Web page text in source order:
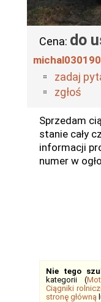
Cena: do
michal030190
zadaj
zgłoś
Sprzedam
stanie cały
informacji
numer w
Nie tego
kategorii (
Ciągniki
stronę główną